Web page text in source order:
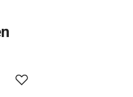
anderem hochwertige